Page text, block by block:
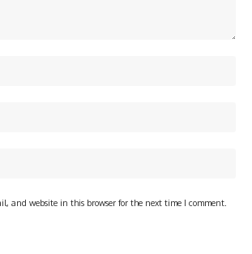
and website in this browser for the next time I comment.